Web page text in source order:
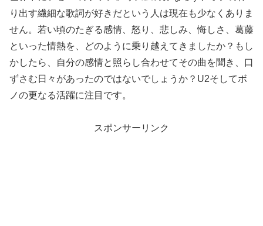
り出す繊細な歌詞が好きだという人は現在も少なくありま
せん。若い頃のたぎる感情、怒り、悲しみ、悔しさ、葛藤
といった情熱を、どのように乗り越えてきましたか？もし
かしたら、自分の感情と照らし合わせてその曲を聞き、口
ずさむ日々があったのではないでしょうか？U2そしてボ
ノの更なる活躍に注目です。
スポンサーリンク